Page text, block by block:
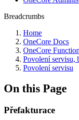
Breadcrumbs
Home
OneCore Docs
OneCore
Povolení servisu,
Povolení servisu
On this Page
Přefakturace